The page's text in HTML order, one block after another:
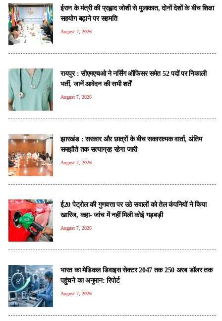
ईरान के मंत्री की प्रह्लाद जोशी से मुलाकात, दोनों देशों के बीच शिक्षा
सहयोग बढ़ाने पर सहमति
August 7, 2026
रायपुर : सीएमएचओ ने नर्सिंग ऑफिसर समेत 52 पदों पर निकाली
भर्ती, जानें आवेदन की सभी शर्तें
August 7, 2026
झारखंड : सरकार और छात्रों के बीच सकारात्मक वार्ता, अंतिम
समझौते तक सत्याग्रह रहेगा जारी
August 7, 2026
ई20 पेट्रोल की गुणवत्ता पर उठे सवालों को तेल कंपनियों ने किया
खारिज, कहा- जांच में नहीं मिली कोई गड़बड़ी
August 7, 2026
भारत का मेडिकल डिवाइस सेक्टर 2047 तक 250 अरब डॉलर तक
पहुंचने का अनुमान: रिपोर्ट
August 7, 2026